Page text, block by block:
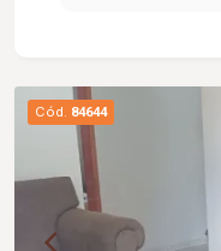
Cód. 84644